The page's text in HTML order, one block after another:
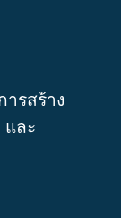
รสร้าง
และ